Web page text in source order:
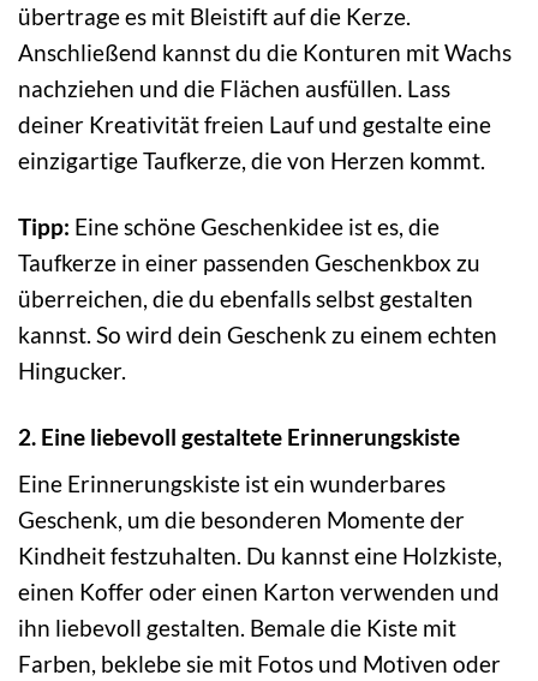
übertrage es mit Bleistift auf die Kerze.
Anschließend kannst du die Konturen mit Wachs
nachziehen und die Flächen ausfüllen. Lass
deiner Kreativität freien Lauf und gestalte eine
einzigartige Taufkerze, die von Herzen kommt.
Tipp: Eine schöne Geschenkidee ist es, die
Taufkerze in einer passenden Geschenkbox zu
überreichen, die du ebenfalls selbst gestalten
kannst. So wird dein Geschenk zu einem echten
Hingucker.
2. Eine liebevoll gestaltete Erinnerungskiste
Eine Erinnerungskiste ist ein wunderbares
Geschenk, um die besonderen Momente der
Kindheit festzuhalten. Du kannst eine Holzkiste,
einen Koffer oder einen Karton verwenden und
ihn liebevoll gestalten. Bemale die Kiste mit
Farben, beklebe sie mit Fotos und Motiven oder